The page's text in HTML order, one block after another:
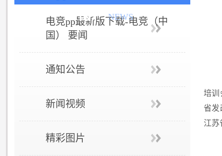
国） NEWS
电竞pp最新版下载-电竞（中
国） 要闻
通知公告
新闻视频
精彩图片
培训
省发
江苏